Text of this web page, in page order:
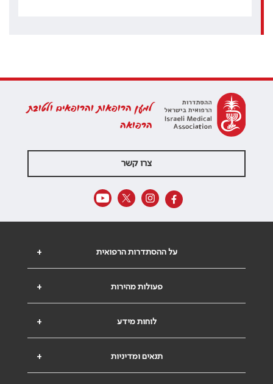
למען הרופאות והרופאים ולטובת
הרפואה
צרו קשר
+ על ההסתדרות הרפואית
+ פעולות מהירות
+ לוחות מידע
+ תנאים ומדיניות